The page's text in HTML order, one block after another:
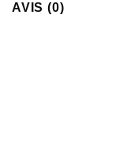
AVIS (0)